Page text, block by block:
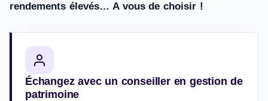
rendements élevés… A vous de choisir !
Échangez avec un conseiller en gestion de
patrimoine